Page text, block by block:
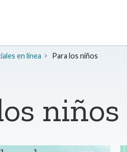
en línea Para los niños
niños